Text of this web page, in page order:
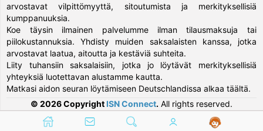
arvostavat vilpittömyyttä, sitoutumista ja merkityksellisiä
kumppanuuksia.
Koe täysin ilmainen palvelumme ilman tilausmaksuja tai
piilokustannuksia. Yhdisty muiden saksalaisten kanssa, jotka
arvostavat laatua, aitoutta ja kestäviä suhteita.
Liity tuhansiin saksalaisiin, jotka jo löytävät merkityksellisiä
yhteyksiä luotettavan alustamme kautta.
Matkasi aidon seuran löytämiseen Deutschlandissa alkaa täältä.
© 2026 Copyright ISN Connect. All rights reserved.